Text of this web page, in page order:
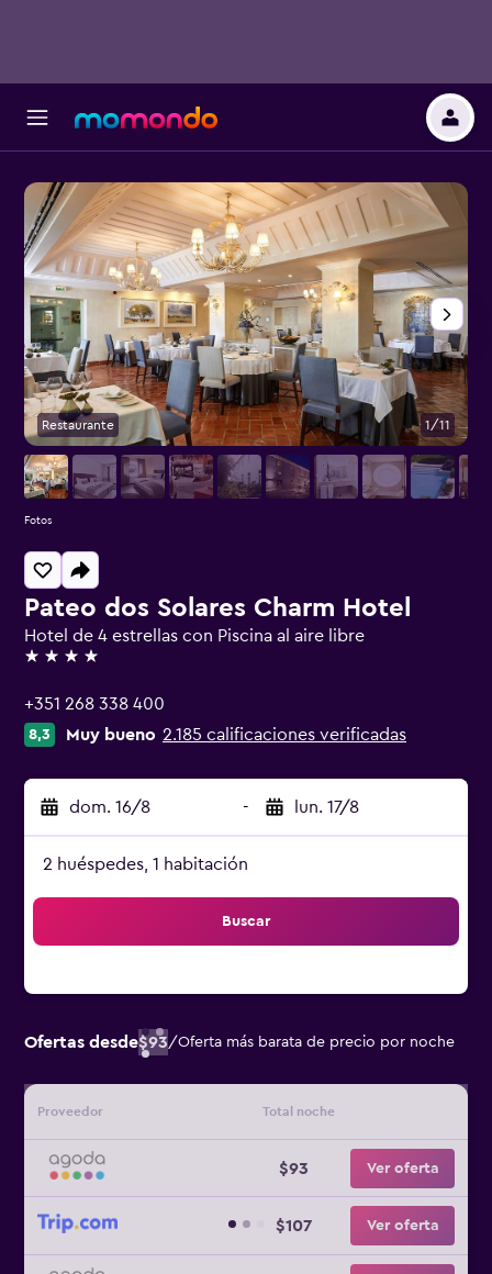
Pateo dos Solares Charm Hotel
Hotel de 4 estrellas con Piscina al aire libre
4 estrellas
+351 268 338 400
8,3 Muy bueno 2.185 calificaciones verificadas
dom. 16/8 - lun. 17/8
2 huéspedes, 1 habitación
Buscar
Ofertas desde$93/Oferta más barata de precio por noche
Proveedor Total noche
$93 Ver oferta
$107 Ver oferta
Restaurante 1/11
Fotos